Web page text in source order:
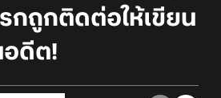
กถูกติดต่อให้เขียน
ดีต!